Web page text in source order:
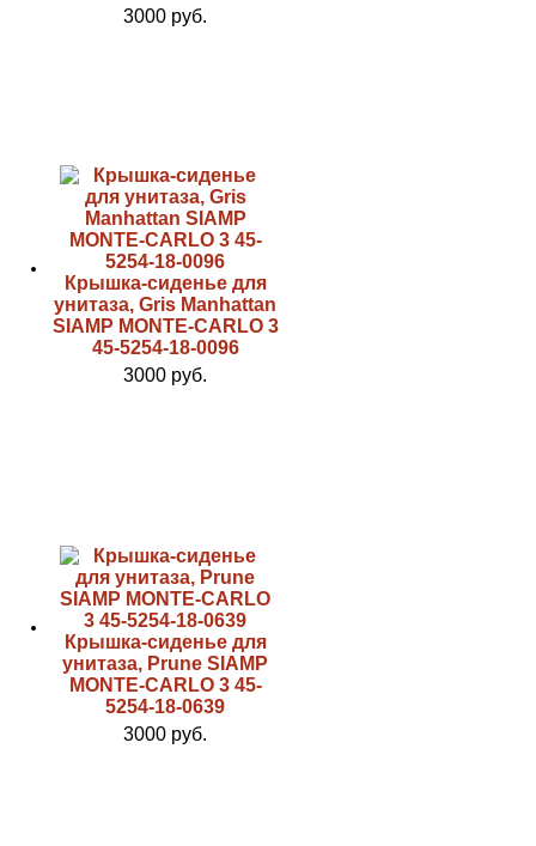
3000 руб.
Крышка-сиденье для
унитаза, Gris Manhattan
SIAMP MONTE-CARLO 3
45-5254-18-0096
3000 руб.
Крышка-сиденье для
унитаза, Prune SIAMP
MONTE-CARLO 3 45-
5254-18-0639
3000 руб.